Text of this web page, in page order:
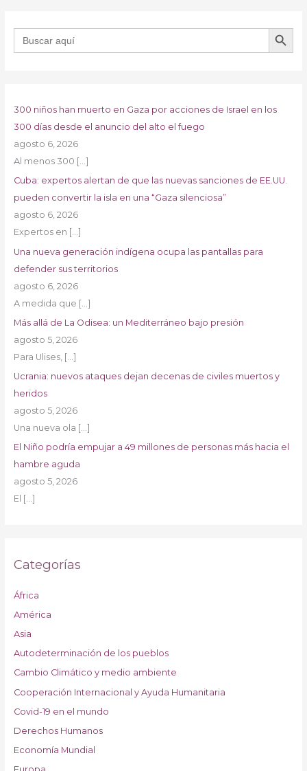
Buscar: BOTÓN DE
300 niños han muerto en Gaza por acciones de Israel en los
300 días desde el anuncio del alto el fuego
agosto 6, 2026
Al menos 300 […]
Cuba: expertos alertan de que las nuevas sanciones de EE.UU.
pueden convertir la isla en una “Gaza silenciosa”
agosto 6, 2026
Expertos en […]
Una nueva generación indígena ocupa las pantallas para
defender sus territorios
agosto 6, 2026
A medida que […]
Más allá de La Odisea: un Mediterráneo bajo presión
agosto 5, 2026
Para Ulises, […]
Ucrania: nuevos ataques dejan decenas de civiles muertos y
heridos
agosto 5, 2026
Una nueva ola […]
El Niño podría empujar a 49 millones de personas más hacia el
hambre aguda
agosto 5, 2026
El […]
Categorías
África
América
Asia
Autodeterminación de los pueblos
Cambio Climático y medio ambiente
Cooperación Internacional y Ayuda Humanitaria
Covid-19 en el mundo
Derechos Humanos
Economía Mundial